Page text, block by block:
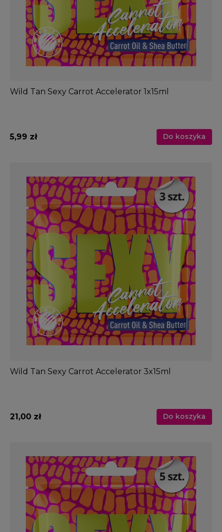
Wild Tan Sexy Carrot Accelerator 1x15ml
5,99 zł Do koszyka
Wild Tan Sexy Carrot Accelerator 3x15ml
21,00 zł Do koszyka